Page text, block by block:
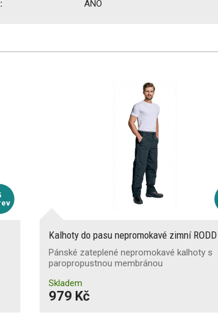
ANO
Kalhoty do pasu nepromokavé zimní RODD
Pánské zateplené nepromokavé kalhoty s
paropropustnou membránou
Skladem
979 Kč